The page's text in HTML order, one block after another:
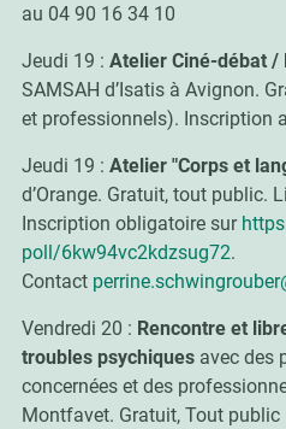
au 04 90 16 34 10
Jeudi 19 : Atelier Ciné-débat /
SAMSAH d’Isatis à Avignon.
et professionnels). Inscription
Jeudi 19 : Atelier "Corps et
d’Orange. Gratuit, tout public.
Inscription obligatoire sur
poll/6kw94vc2kdzsug72.
Contact
Vendredi 20 : Rencontre et
troubles psychiquesavec des
concernées et des
Montfavet. Gratuit, Tout public